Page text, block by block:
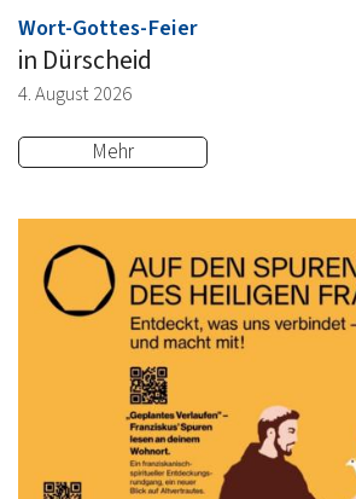
Wort-Gottes-Feier:
in Dürscheid
4. August 2026
Mehr